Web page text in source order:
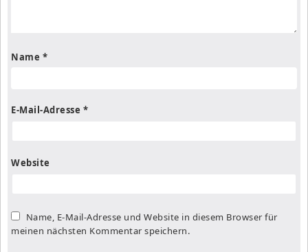
Name *
E-Mail-Adresse *
Website
Name, E-Mail-Adresse und Website in diesem Browser für
meinen nächsten Kommentar speichern.